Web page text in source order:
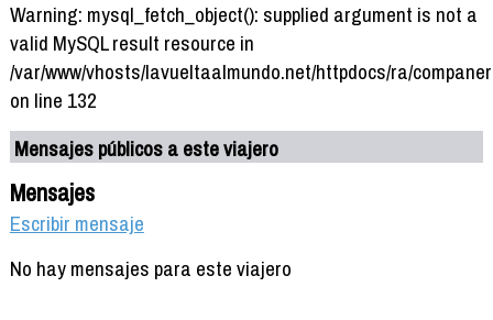
Warning: mysql_fetch_object(): supplied argument is not a
valid MySQL result resource in
/var/www/vhosts/lavueltaalmundo.net/httpdocs/ra/
on line 132
Mensajes públicos a este viajero
Mensajes
Escribir mensaje
No hay mensajes para este viajero